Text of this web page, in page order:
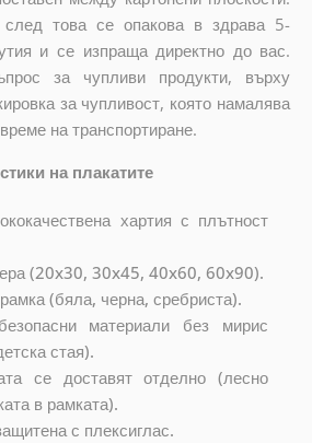
след това се опакова в здрава 5-
и се изпраща директно до вас.
за чупливи продукти, върху
за чупливост, която намалява
на транспортиране.
на плакатите
хартия с плътност
(20x30, 30x45, 40x60, 60x90).
(бяла, черна, сребриста).
материали без мирис
стая).
се доставят отделно (лесно
в рамката).
с плексиглас.